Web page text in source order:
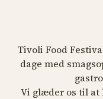
Tivoli Food
dage med
Vi glæder os til at